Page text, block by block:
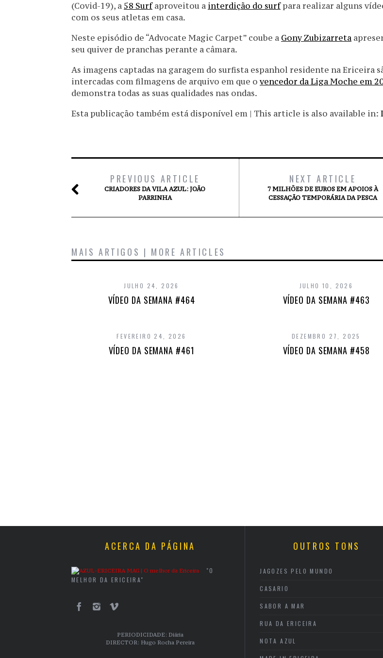
(Covid-19), a 58 Surfaproveitou a interdição do surfpara realizar alguns
com os seus atletas em casa.
Neste episódio de “Advocate Magic Carpet” coube a Gony Zubizarreta
seu quiver de pranchas perante a câmara.
As imagens captadas na garagem do surfista espanhol residente na Ericeira
intercadas com filmagens de arquivo em que ovencedor da Liga Moche em
demonstra todas as suas qualidades nas ondas.
Esta publicação também está disponível em | This article is also available in:
PREVIOUS ARTICLE
CRIADORES DA VILA AZUL: JOÃO
PARRINHA
NEXT ARTICLE
7 MILHÕES DE EUROS EM APOIOS À
CESSAÇÃO TEMPORÁRIA DA PESCA
MAIS ARTIGOS | MORE ARTICLES
JULHO 24, 2026
VÍDEO DA SEMANA #464
JULHO 10, 2026
VÍDEO DA SEMANA #463
FEVEREIRO 24, 2026
VÍDEO DA SEMANA #461
DEZEMBRO 27, 2025
VÍDEO DA SEMANA #458
ACERCA DA PÁGINA
"O
MELHOR DA ERICEIRA"
PERIODICIDADE: Diária
DIRECTOR: Hugo Rocha Pereira
OUTROS TONS
JAGOZES PELO MUNDO
CASARIO
SABOR A MAR
RUA DA ERICEIRA
NOTA AZUL